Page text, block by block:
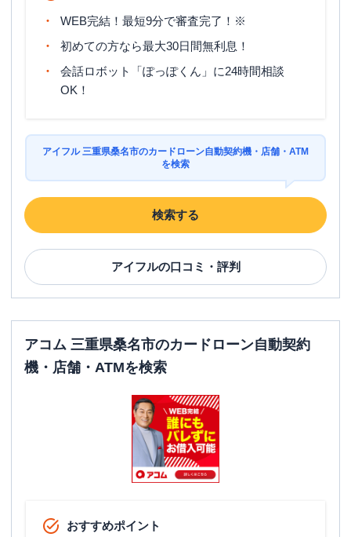
WEB完結！最短9分で審査完了！※
初めての方なら最大30日間無利息！
会話ロボット「ぽっぽくん」に24時間相談
OK！
アイフル 三重県桑名市のカードローン自動契約機・店舗・ATM
を検索
検索する
アイフルの口コミ・評判
アコム 三重県桑名市のカードローン自動契約
機・店舗・ATMを検索
おすすめポイント